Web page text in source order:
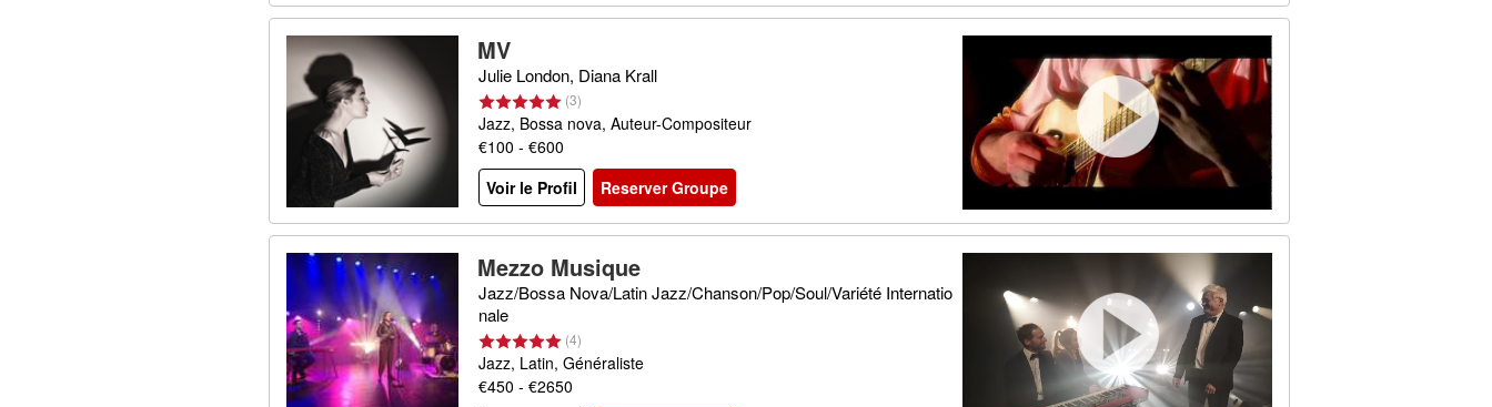
MV
Julie London, Diana Krall
(3)
Jazz, Bossa nova, Auteur-Compositeur
€100 - €600
Voir le Profil
Reserver Groupe
Mezzo Musique
Jazz/Bossa Nova/Latin Jazz/Chanson/Pop/Soul/Variété Internatio
nale
(4)
Jazz, Latin, Généraliste
€450 - €2650